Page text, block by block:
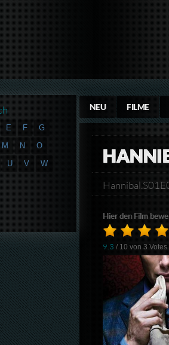
NEU FILME
Hier den Film
9.3 / 10 von3 Votes
E F
G
M N
O
U V
W